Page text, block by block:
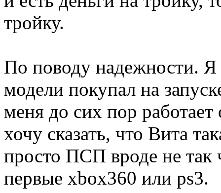
тройку.
По поводу надежности.
модели покупал на
меня до сих пор
хочу сказать, что Вита
просто ПСП вроде не так
первые xbox360 или ps3.